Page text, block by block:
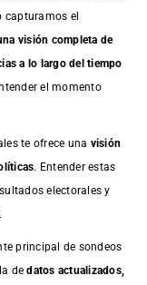
capturamos el
visión completa de
a lo largo del tiempo
el momento
te ofrece una visión
. Entender estas
electorales y
principal de sondeos
dedatos actualizados,